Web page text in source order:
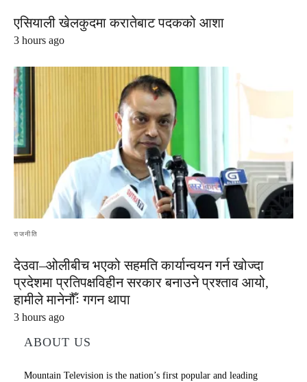
एसियाली खेलकुदमा करातेबाट पदकको आशा
3 hours ago
राजनीति
देउवा–ओलीबीच भएको सहमति कार्यान्वयन गर्न खोज्दा
प्रदेशमा प्रतिपक्षविहीन सरकार बनाउने प्रश्ताव आयो,
हामीले मानेनौँः गगन थापा
3 hours ago
ABOUT US
Mountain Television is the nation’s first popular and leading